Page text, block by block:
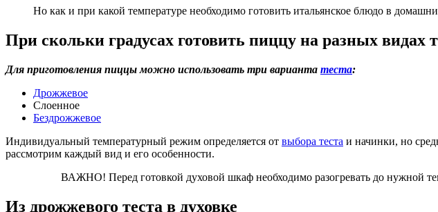
Но как и при какой температуре необходимо готовить итальянское блюдо в
При скольки градусах готовить пиццу на разных видах
Для приготовления пиццы можно использовать три варианта теста:
Дрожжевое
Слоенное
Бездрожжевое
Индивидуальный температурный режим определяется от выбора теста и начинки, но
рассмотрим каждый вид и его особенности.
ВАЖНО! Перед готовкой духовой шкаф необходимо разогревать до нужной
Из дрожжевого теста в духовке